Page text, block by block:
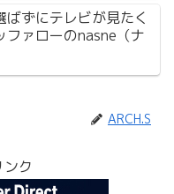
ばずにテレビが見たく
ファローのnasne（ナ
ARCH.S
ク